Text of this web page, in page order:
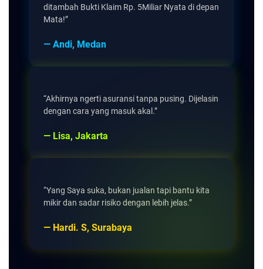
ditambah Bukti Klaim Rp. 5Miliar Nyata di depan
Mata!”
— Andi, Medan
“Akhirnya ngerti asuransi tanpa pusing. Dijelasin
dengan cara yang masuk akal.”
— Lisa, Jakarta
“Yang Saya suka, bukan jualan tapi bantu kita
mikir dan sadar risiko dengan lebih jelas.”
— Hardi. S, Surabaya